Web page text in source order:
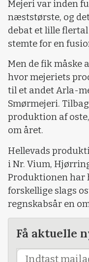
Mejeri var inden
næststørste, og
debat et lille
stemte for en
Men de fik måske
hvor mejeriets
til et andet Arla-
Smørmejeri.
produktion af
om året.
Hellevads
i Nr. Vium,
Produktionen har
forskellige slags
regnskabsår en
Få aktuelle